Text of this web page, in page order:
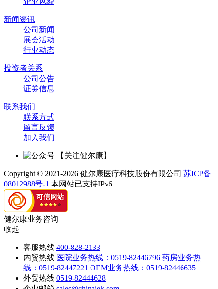
新闻资讯
公司新闻
展会活动
行业动态
投资者关系
公司公告
证券信息
联系我们
联系方式
留言反馈
加入我们
【关注健尔康】
Copyright © 2021-2026 健尔康医疗科技股份有限公司 苏ICP备
08012988号-1 本网站已支持IPv6
健尔康业务咨询
收起
客服热线 400-828-2133
内贸热线 医院业务热线：0519-82446796 药房业务热
线：0519-82447221 OEM业务热线：0519-82446635
外贸热线 0519-82444628